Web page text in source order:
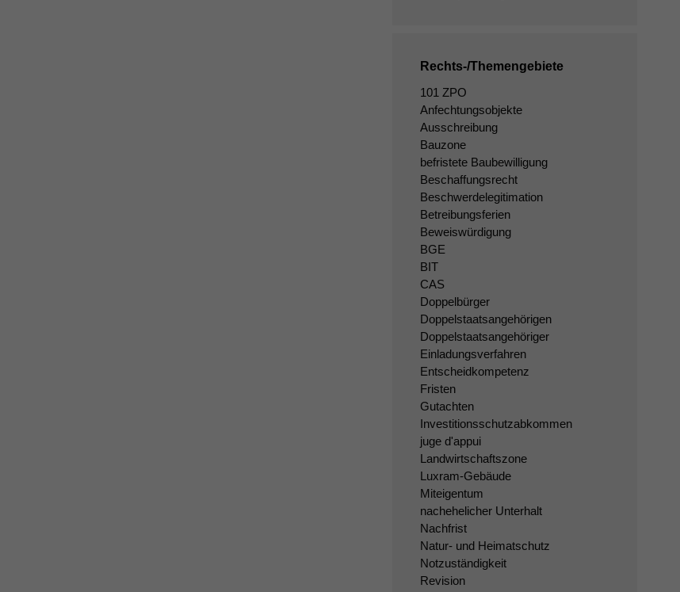
Rechts-/Themengebiete
101 ZPO
Anfechtungsobjekte
Ausschreibung
Bauzone
befristete Baubewilligung
Beschaffungsrecht
Beschwerdelegitimation
Betreibungsferien
Beweiswürdigung
BGE
BIT
CAS
Doppelbürger
Doppelstaatsangehörigen
Doppelstaatsangehöriger
Einladungsverfahren
Entscheidkompetenz
Fristen
Gutachten
Investitionsschutzabkommen
juge d'appui
Landwirtschaftszone
Luxram-Gebäude
Miteigentum
nachehelicher Unterhalt
Nachfrist
Natur- und Heimatschutz
Notzuständigkeit
Revision